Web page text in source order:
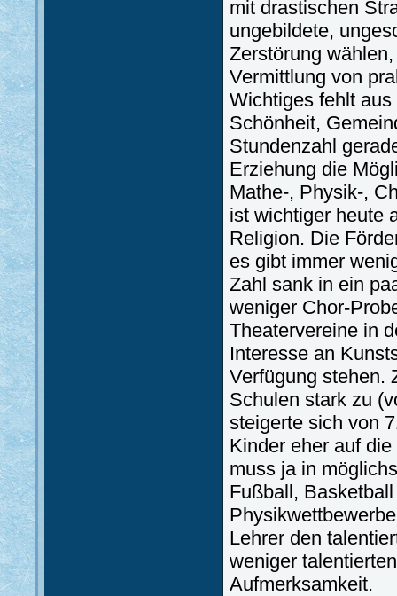
mit drastischen
ungebildete,
Zerstörung
Vermittlung von
Wichtiges fehlt
Schönheit,
Stundenzahl
Erziehung die
Mathe-, Physik-,
ist wichtiger heute
Religion. Die
es gibt immer
Zahl sank in ein
weniger Chor-
Theatervereine in
Interesse an
Verfügung stehen.
Schulen stark zu
steigerte sich von
Kinder eher auf
muss ja in
Fußball,
Lehrer den
weniger
Aufmerksamkeit.